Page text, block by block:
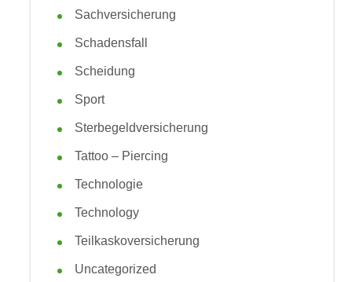
Sachversicherung
Schadensfall
Scheidung
Sport
Sterbegeldversicherung
Tattoo – Piercing
Technologie
Technology
Teilkaskoversicherung
Uncategorized